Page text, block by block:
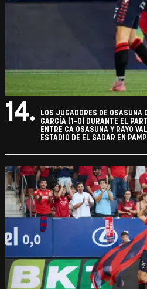
14.
LOS JUGADORES DE OSASUNA
GARCÍA (1-0) DURANTE EL
ENTRE CA OSASUNA Y RAYO
ESTADIO DE EL SADAR EN